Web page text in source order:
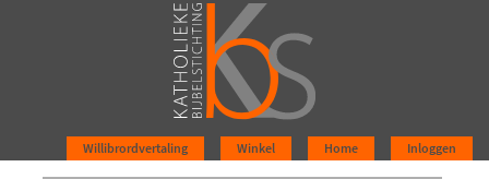
Inloggen
Home
Winkel
Willibrordvertaling